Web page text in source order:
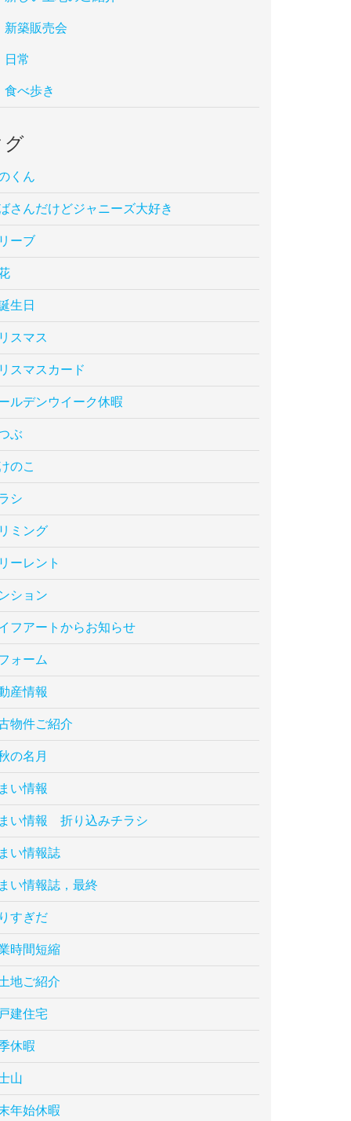
新築販売会
日常
食べ歩き
グ
くん
さんだけどジャニーズ大好き
ーブ
生日
スマス
スマスカード
ルデンウイーク休暇
ぶ
のこ
シ
ミング
ーレント
ション
フアートからお知らせ
ォーム
産情報
物件ご紹介
の名月
い情報
い情報 折り込みチラシ
い情報誌
い情報誌，最終
すぎだ
時間短縮
地ご紹介
建住宅
休暇
山
年始休暇